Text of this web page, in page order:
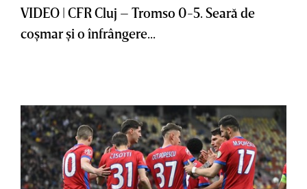
VIDEO | CFR Cluj – Tromso 0-5. Seară de
coşmar şi o înfrângere...